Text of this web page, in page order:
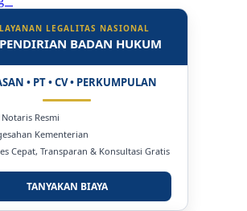
LAYANAN LEGALITAS NASIONAL
PENDIRIAN BADAN HUKUM
• PT • CV • PERKUMPULAN
Resmi
Kementerian
Cepat, Transparan & Konsultasi Gratis
TANYAKAN BIAYA